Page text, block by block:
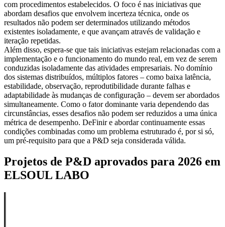
com procedimentos estabelecidos. O foco é nas iniciativas que
abordam desafios que envolvem incerteza técnica, onde os
resultados não podem ser determinados utilizando métodos
existentes isoladamente, e que avançam através de validação e
iteração repetidas.
Além disso, espera-se que tais iniciativas estejam relacionadas com a
implementação e o funcionamento do mundo real, em vez de serem
conduzidas isoladamente das atividades empresariais. No domínio
dos sistemas distribuídos, múltiplos fatores – como baixa latência,
estabilidade, observação, reprodutibilidade durante falhas e
adaptabilidade às mudanças de configuração – devem ser abordados
simultaneamente. Como o fator dominante varia dependendo das
circunstâncias, esses desafios não podem ser reduzidos a uma única
métrica de desempenho. DeFinir e abordar continuamente essas
condições combinadas como um problema estruturado é, por si só,
um pré-requisito para que a P&D seja considerada válida.
Projetos de P&D aprovados para 2026 em
ELSOUL LABO